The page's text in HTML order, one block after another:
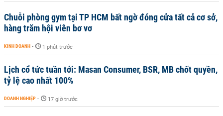
Chuỗi phòng gym tại TP HCM bất ngờ đóng cửa tất cả cơ sở,
hàng trăm hội viên bơ vơ
KINH DOANH - 1 phút trước
Lịch cổ tức tuần tới: Masan Consumer, BSR, MB chốt quyền,
tỷ lệ cao nhất 100%
DOANH NGHIỆP - 17 giờ trước